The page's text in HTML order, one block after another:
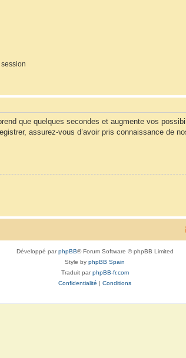
que quelques secondes et augmente vos
assurez-vous d’avoir pris connaissance de
Développé parphpBB® Forum Software © phpBB Limited
Style by phpBB Spain
Traduit parphpBB-fr.com
Confidentialité
Conditions